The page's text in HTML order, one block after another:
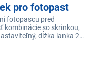
pro fotopast
fotopascu pred
kombinácie so skrinkou,
dĺžka lanka 2